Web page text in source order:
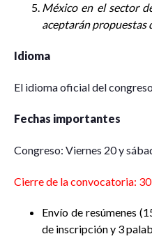
México en el sector
aceptarán propuestas
Idioma
El idioma oficial del
Fechas importantes
Congreso: Viernes 20 y
Cierre de la convocatoria:
Envío de resúmenes
de inscripción y 3